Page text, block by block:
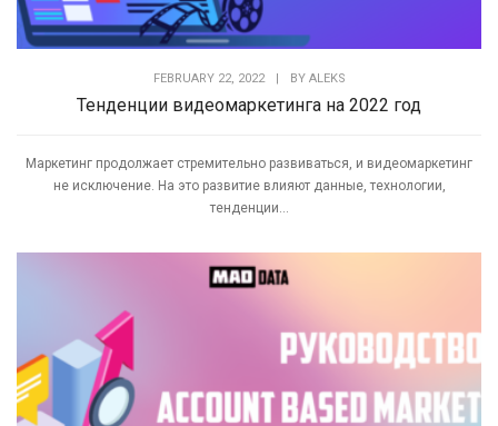
FEBRUARY 22, 2022 | BY ALEKS
Тенденции видеомаркетинга на 2022 год
Маркетинг продолжает стремительно развиваться, и видеомаркетинг
не исключение. На это развитие влияют данные, технологии,
тенденции...